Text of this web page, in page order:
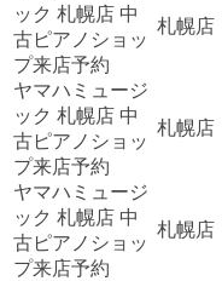
ック 札幌店 中
古ピアノショッ
プ来店予約
札幌店
ヤマハミュージ
ック 札幌店 中
古ピアノショッ
プ来店予約
札幌店
ヤマハミュージ
ック 札幌店 中
古ピアノショッ
プ来店予約
札幌店